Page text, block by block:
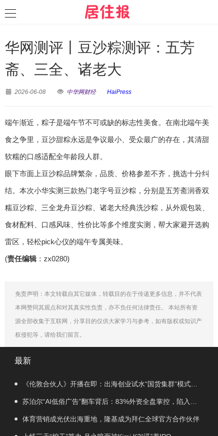
华网测评丨豆沙粽测评：五芳
斋、三全、诸老大
2026-06-08 中华网财经 HaiPress
端午渐近，粽子是端午节不可或缺的标志性美食。在南北端午美
食之争里，豆沙甜粽永远是争议最小、受众最广的存在，其清甜
软糯的口感适配全年龄段人群。
眼下市面上豆沙粽品牌繁杂，品质、价格参差不齐，挑选十分纠
结。本次小华实测三款热门老字号豆沙粽，分别是五芳斋润香双
糯豆沙粽、三全龙舟豆沙粽、诸老大经典洗沙粽，从外观包装、
食材配料、口感风味、性价比等多个维度实测，帮大家避开选购
雷区，轻松pick心仪的端午专属美味。
(责任编辑：zx0280)
免责声明：本文转载自其它媒体，转载目的在于传递更多信息，并不代表
本网赞同其观点和对其真实性负责，亦不负任何法律责任。 本站所有资
源全部收集于互联网，分享目的仅供大家学习与参考，如有版权或知识产
权侵犯等，请给我们留言。
最新
《伦敦合伙人》开播在即：出海创业试水“国货集群”模式，
带动入境消费反向种草
苏泊尔“AI低俗广告”翻车背后：83%外资全盘掌控，陷入流
量内卷、质量频发的负循环
体育营销成光伏出海重地，隆基成为拜仁全球官方合作伙伴